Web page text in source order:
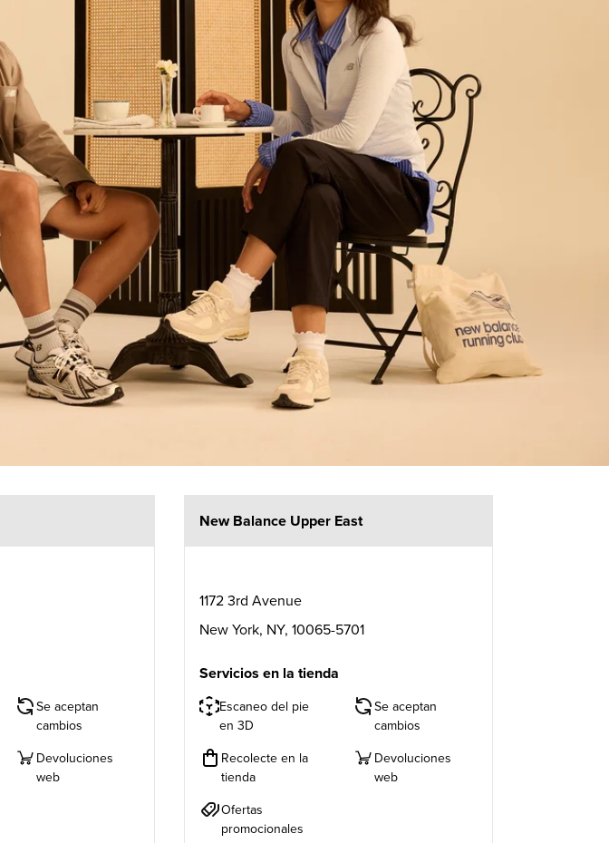
Se aceptan
cambios
Devoluciones
web
New Balance Upper East
1172 3rd Avenue
New York, NY, 10065-5701
Servicios en la tienda
Escaneo del pie
en 3D
Se aceptan
cambios
Recolecte en la
tienda
Devoluciones
web
Ofertas
promocionales